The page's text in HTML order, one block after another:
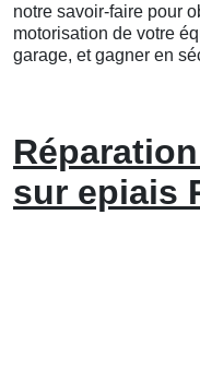
notre savoir-faire pour
motorisation de votre
garage, et gagner en
sur epiais